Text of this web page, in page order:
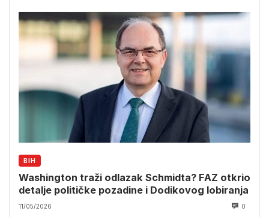
BIH
Washington traži odlazak Schmidta? FAZ otkrio
detalje političke pozadine i Dodikovog lobiranja
11/05/2026 0